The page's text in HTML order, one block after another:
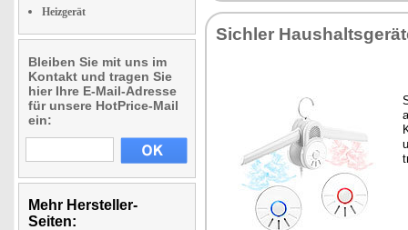
Heizgerät
Bleiben Sie mit uns im
Kontakt und tragen Sie
hier Ihre E-Mail-Adresse
für unsere HotPrice-Mail
ein:
Mehr Hersteller-
Seiten:
Sichler